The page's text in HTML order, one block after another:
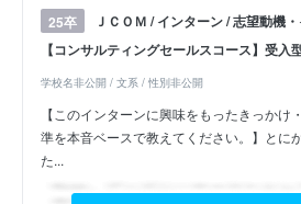
25卒
ＪＣＯＭ / インターン / 志望動機
【コンサルティングセールスコース】受入
学校名非公開 / 文系 / 性別非公開
【このインターンに興味をもったきっかけ
準を本音ベースで教えてください。】とに
た...